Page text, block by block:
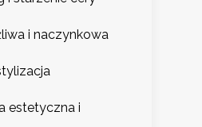
i naczynkowa
estetyczna i